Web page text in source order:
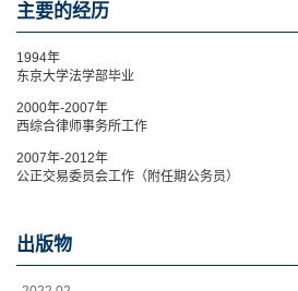
主要的经历
1994年
东京大学法学部毕业
2000年-2007年
西综合律师事务所工作
2007年-2012年
公正交易委员会工作（附任期公务员）
出版物